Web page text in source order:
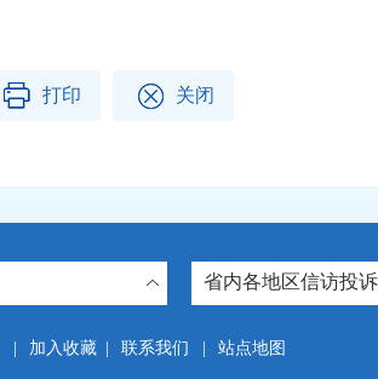
打印 关闭
省内各地区信访投
加入收藏 联系我们 站点地图